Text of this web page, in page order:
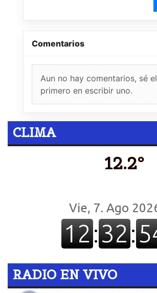
Comentarios
Aun no hay comentarios, sé el
primero en escribir uno.
CLIMA
12.2º
RADIO EN VIVO